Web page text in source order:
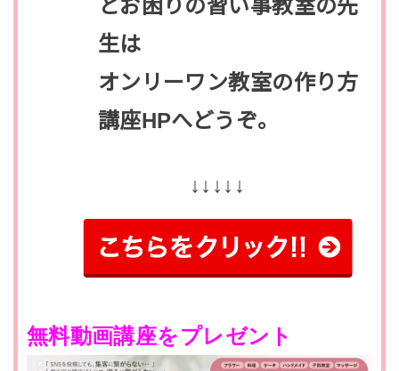
とお困りの習い事教室の先
生は
オンリーワン教室の作り方
講座HPへどうぞ。
↓↓↓↓↓
無料動画講座をプレゼント